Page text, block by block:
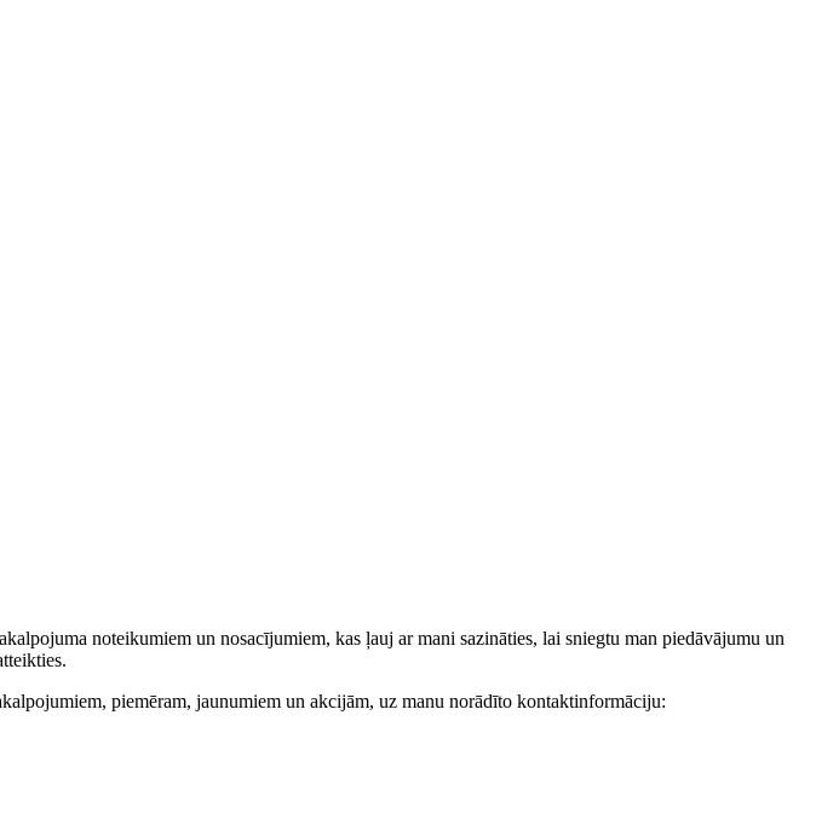
noteikumiem un nosacījumiem, kas ļauj ar mani sazināties, lai sniegtu man piedāvājumu un
piemēram, jaunumiem un akcijām, uz manu norādīto kontaktinformāciju: